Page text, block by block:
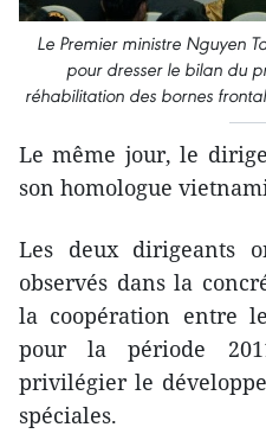
Le Premier ministre Nguyen
pour dresser le bilan du
réhabilitation des bornes
Le même jour, le
son homologue
Les deux dirigeants
observés dans la
la coopération entre
pour la période
privilégier le
spéciales.